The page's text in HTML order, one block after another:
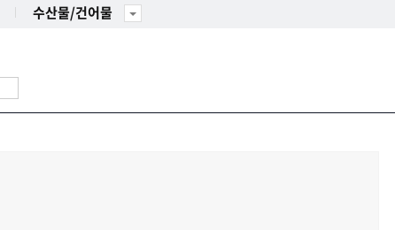
수산물/건어물